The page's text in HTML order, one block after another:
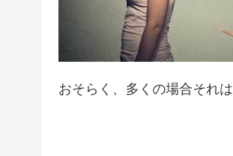
おそらく、多くの場合それは